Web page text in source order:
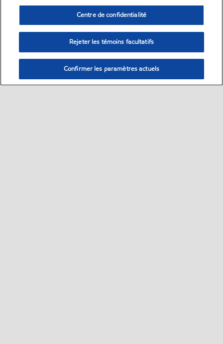
Centre de confidentialité
Rejeter les témoins facultatifs
Confirmer les paramètres actuels